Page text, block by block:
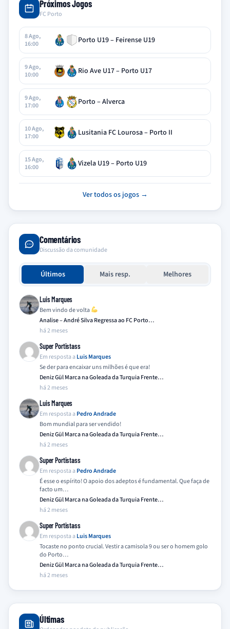
Próximos Jogos
FC Porto
8 Ago,
16:00
Porto U19 – Feirense U19
9 Ago,
10:00
Rio Ave U17 – Porto U17
9 Ago,
17:00
Porto – Alverca
10 Ago,
17:00
Lusitania FC Lourosa – Porto II
15 Ago,
16:00
Vizela U19 – Porto U19
Ver todos os jogos →
Comentários
Discussão da comunidade
Últimos Mais resp. Melhores
Luis Marques
Bem vindo de volta
Analise – André Silva Regressa ao FC Porto…
há 2 meses
Super Portistass
Em resposta a Luis Marques
Se der para encaixar uns milhões é que era!
Deniz Gül Marca na Goleada da Turquia Frente…
há 2 meses
Luis Marques
Em resposta a Pedro Andrade
Bom mundial para ser vendido!
Deniz Gül Marca na Goleada da Turquia Frente…
há 2 meses
Super Portistass
Em resposta a Pedro Andrade
É esse o espírito! O apoio dos adeptos é fundamental. Que faça de
facto um…
Deniz Gül Marca na Goleada da Turquia Frente…
há 2 meses
Super Portistass
Em resposta a Luis Marques
Tocaste no ponto crucial. Vestir a camisola 9 ou ser o homem golo
do Porto…
Deniz Gül Marca na Goleada da Turquia Frente…
há 2 meses
Últimas